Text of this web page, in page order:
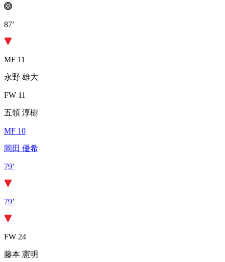
87’
MF 11
永野 雄大
FW 11
五領 淳樹
MF 10
岡田 優希
79’
79’
FW 24
藤本 憲明